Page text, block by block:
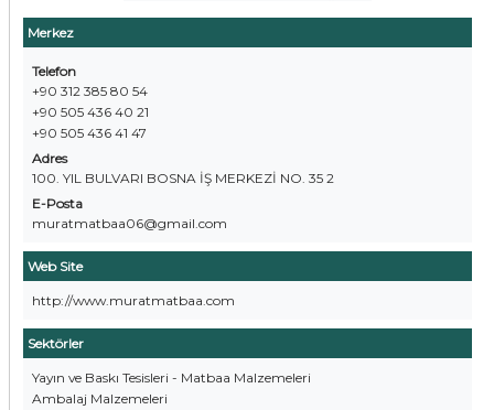
Merkez
Telefon
+90 312 385 80 54
+90 505 436 40 21
+90 505 436 41 47
Adres
100. YIL BULVARI BOSNA İŞ MERKEZİ NO. 35 2
E-Posta
muratmatbaa06@gmail.com
Web Site
http://www.muratmatbaa.com
Sektörler
Yayın ve Baskı Tesisleri - Matbaa Malzemeleri
Ambalaj Malzemeleri